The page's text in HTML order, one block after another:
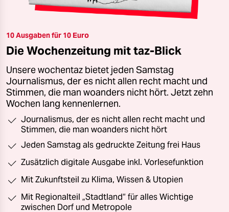
10 Ausgaben für 10 Euro
Die Wochenzeitung mit taz-Blick
Unsere wochentaz bietet jeden Samstag
Journalismus, der es nicht allen recht macht und
Stimmen, die man woanders nicht hört. Jetzt zehn
Wochen lang kennenlernen.
Journalismus, der es nicht allen recht macht und
Stimmen, die man woanders nicht hört
Jeden Samstag als gedruckte Zeitung frei Haus
Zusätzlich digitale Ausgabe inkl. Vorlesefunktion
Mit Zukunftsteil zu Klima, Wissen & Utopien
Mit Regionalteil „Stadtland“ für alles Wichtige
zwischen Dorf und Metropole